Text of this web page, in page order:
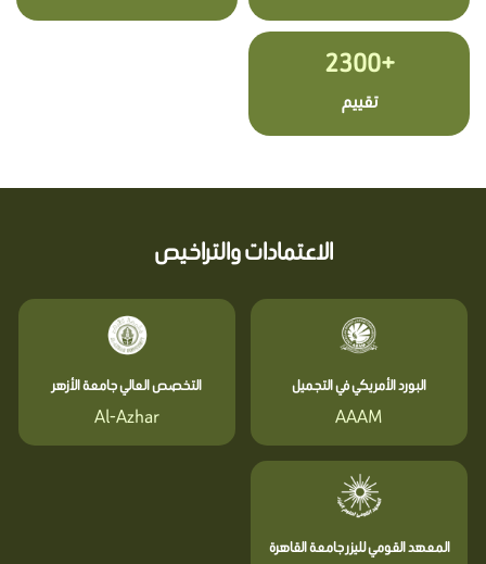
+2300
تقييم
الاعتمادات والتراخيص
البورد الأمريكي في التجميل
AAAM
التخصص العالي جامعة الأزهر
Al-Azhar
المعهد القومي لليزر جامعة القاهرة